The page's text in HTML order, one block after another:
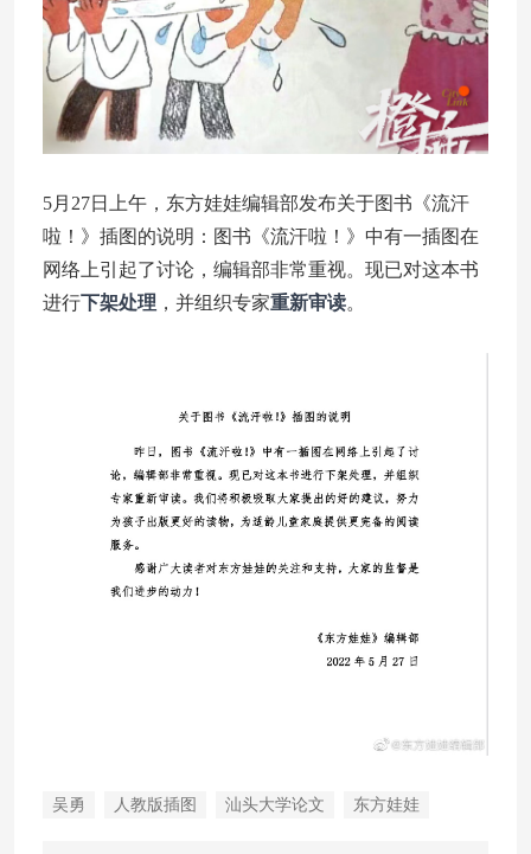
5月27日上午，东方娃娃编辑部发布关于图书《流汗
啦！》插图的说明：图书《流汗啦！》中有一插图在
网络上引起了讨论，编辑部非常重视。现已对这本书
进行下架处理 ，并组织专家重新审读。
吴勇 人教版插图 汕头大学论文 东方娃娃